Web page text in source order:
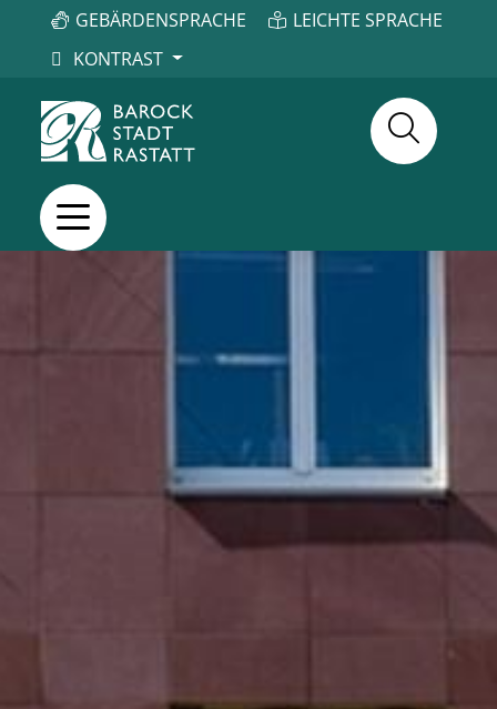
GEBÄRDENSPRACHE
LEICHTE SPRACHE
KONTRAST